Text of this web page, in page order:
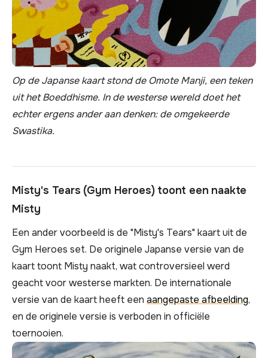
Op de Japanse kaart stond de Omote Manji, een teken
uit het Boeddhisme. In de westerse wereld doet het
echter ergens ander aan denken: de omgekeerde
Swastika.
Misty's Tears (Gym Heroes) toont een naakte
Misty
Een ander voorbeeld is de "Misty's Tears" kaart uit de
Gym Heroes set. De originele Japanse versie van de
kaart toont Misty naakt, wat controversieel werd
geacht voor westerse markten. De internationale
versie van de kaart heeft een aangepaste afbeelding,
en de originele versie is verboden in officiële
toernooien.